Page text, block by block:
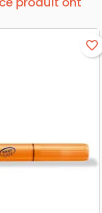
favorite_border